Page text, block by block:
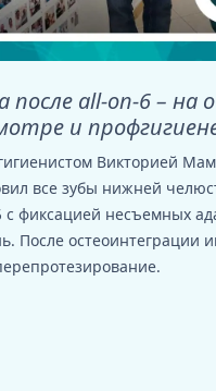
после all-on-6 – на
и
Викторией
все зубы нижней
с фиксацией несъемных
После остеоинтеграции